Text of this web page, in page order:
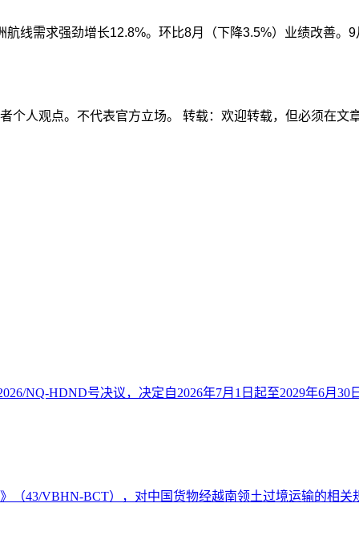
线需求强劲增长12.8%。环比8月（下降3.5%）业绩改善。
个人观点。不代表官方立场。 转载：欢迎转载，但必须在文
NQ-HDND号决议，决定自2026年7月1日起至2029年6月30
（43/VBHN-BCT），对中国货物经越南领土过境运输的相关